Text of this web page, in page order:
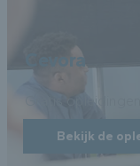
Cevora
Gratis
Bekijk de